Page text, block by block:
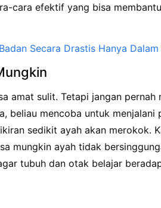
cara efektif yang bisa
Secara Drastis Hanya Dalam
amat sulit. Tetapi jangan pernah
beliau mencoba untuk menjalani
sedikit ayah akan merokok.
mungkin ayah tidak
tubuh dan otak belajar